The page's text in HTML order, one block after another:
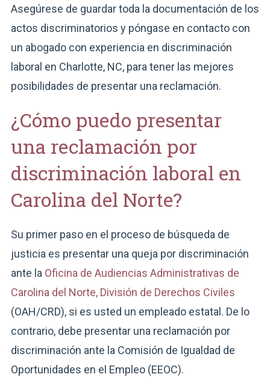
Asegúrese de guardar toda la documentación de los
actos discriminatorios y póngase en contacto con
un abogado con experiencia en discriminación
laboral en Charlotte, NC, para tener las mejores
posibilidades de presentar una reclamación.
¿Cómo puedo presentar
una reclamación por
discriminación laboral en
Carolina del Norte?
Su primer paso en el proceso de búsqueda de
justicia es presentar una queja por discriminación
ante la Oficina de Audiencias Administrativas de
Carolina del Norte, División de Derechos Civiles
(OAH/CRD), si es usted un empleado estatal. De lo
contrario, debe presentar una reclamación por
discriminación ante la Comisión de Igualdad de
Oportunidades en el Empleo (EEOC).